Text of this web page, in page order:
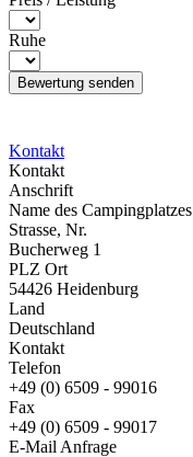
Ruhe
Kontakt
Kontakt
Anschrift
Name des Campingplatzes
Strasse, Nr.
Bucherweg 1
PLZ Ort
54426 Heidenburg
Land
Deutschland
Kontakt
Telefon
+49 (0) 6509 - 99016
Fax
+49 (0) 6509 - 99017
E-Mail Anfrage